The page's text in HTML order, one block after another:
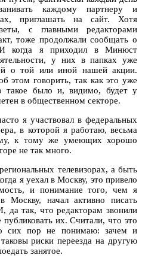
каждому партнеру и
приглашать на сайт. Хотя
с главными редакторами
тоже продолжали сообщать о
И когда я приходил в Минюст
у них в папках уже
о той или иной нашей акции.
этом говорить, так как это уже
такое было и, видимо, будет у
в общественном секторе.
я участвовал в федеральных
в которой я работаю, весьма
к тому же умеющих хорошо
не так много.
телевизорах, а быть
я уехал в Москву, это привело
и понимание того, чем я
Москву, начал активно писать
да так, что редакторам звонили
их. Считали, что это
сих пор не понимаю: зачем и
риски переезда на другую
занятое.